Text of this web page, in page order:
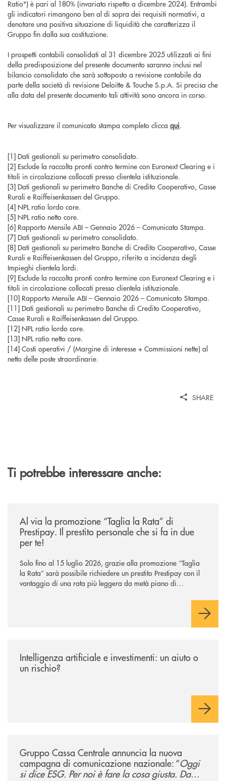
Ratio") è pari al 180% (invariato rispetto a dicembre 2024). Entrambi
gli indicatori rimangono ben al di sopra dei requisiti normativi, a
denotare una positiva situazione di liquidità che caratterizza il
Gruppo fin dalla sua costituzione.
I prospetti contabili consolidati al 31 dicembre 2025 utilizzati ai fini
della predisposizione del presente documento saranno inclusi nel
bilancio consolidato che sarà sottoposto a revisione contabile da
parte della società di revisione Deloitte & Touche S.p.A. Si precisa che
alla data del presente documento tali attività sono ancora in corso.
Per visualizzare il comunicato stampa completo clicca qui.
[1] Dati gestionali su perimetro consolidato.
[2] Esclude la raccolta pronti contro termine con Euronext Clearing e i
titoli in circolazione collocati presso clientela istituzionale.
[3] Dati gestionali su perimetro Banche di Credito Cooperativo, Casse
Rurali e Raiffeisenkassen del Gruppo.
[4] NPL ratio lordo core.
[5] NPL ratio netto core.
[6] Rapporto Mensile ABI – Gennaio 2026 – Comunicato Stampa.
[7] Dati gestionali su perimetro consolidato.
[8] Dati gestionali su perimetro Banche di Credito Cooperativo, Casse
Rurali e Raiffeisenkassen del Gruppo, riferito a incidenza degli
Impieghi clientela lordi.
[9] Esclude la raccolta pronti contro termine con Euronext Clearing e i
titoli in circolazione collocati presso clientela istituzionale.
[10] Rapporto Mensile ABI – Gennaio 2026 – Comunicato Stampa.
[11] Dati gestionali su perimetro Banche di Credito Cooperativo,
Casse Rurali e Raiffeisenkassen del Gruppo.
[12] NPL ratio lordo core.
[13] NPL ratio netto core.
[14] Costi operativi / (Margine di interesse + Commissioni nette) al
netto delle poste straordinarie.
SHARE
Ti potrebbe interessare anche:
Al via la promozione “Taglia la Rata” di
Prestipay. Il prestito personale che si fa in due
per te!
Solo fino al 15 luglio 2026, grazie alla promozione “Taglia
la Rata” sarà possibile richiedere un prestito Prestipay con il
vantaggio di una rata più leggera da metà piano di
Intelligenza artificiale e investimenti: un aiuto o
un rischio?
Gruppo Cassa Centrale annuncia la nuova
campagna di comunicazione nazionale: “Oggi
si dice ESG. Per noi è fare la cosa giusta. Da